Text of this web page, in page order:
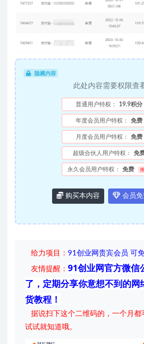
隐藏内容
此处内容需要权限查
普通用户特权： 19.9积分
年度会员用户特权： 免费
月度会员用户特权： 免费
超级合伙人用户特权： 免
永久会员用户特权： 免费
购买本内容 会员
给力项目 ： 91创业网贵宾会员 可
友情提醒： 91创业网官方微信
了，定期分享你意想不到的网
货教程！
据说扫下这个二维码的，一个月都
试试就知道哦。